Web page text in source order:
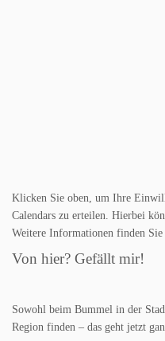
Klicken Sie oben, um Ihre
Calendars zu erteilen. Hierbei
Weitere Informationen finden Sie
Von hier? Gefällt mir!
Sowohl beim Bummel in der
Region finden – das geht jetzt